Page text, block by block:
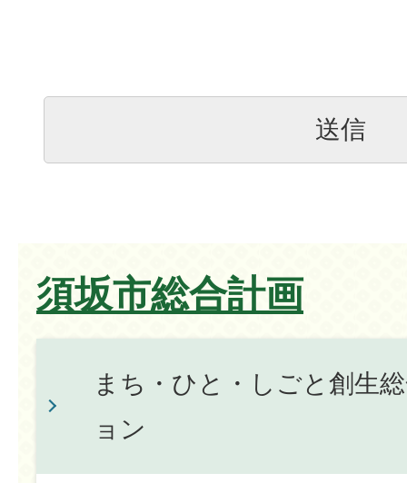
須坂市総合計画
まち・ひと・しごと創生
ョン